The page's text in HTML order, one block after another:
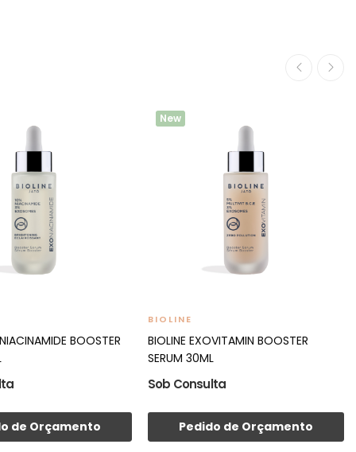
BOOSTER
de Orçamento
New
BIOLINE
BIOLINE EXOVITAMIN BOOSTER
SERUM 30ML
Sob Consulta
Pedido de Orçamento